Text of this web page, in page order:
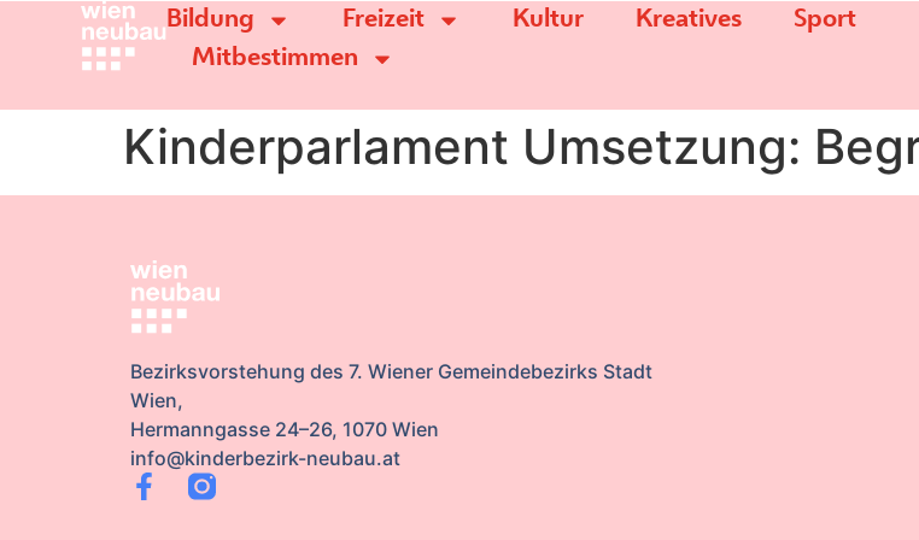
Bildung Freizeit Kultur Kreatives
Sport
Mitbestimmen
Kinderparlament Umsetzung:
Bezirksvorstehung des 7. Wiener Gemeindebezirks Stadt
Wien,
Hermanngasse 24–26, 1070 Wien
info@kinderbezirk-neubau.at